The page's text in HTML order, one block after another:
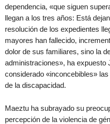
dependencia, «que siguen
llegan a los tres años: Está
resolución de los expedientes
mayores han fallecido,
dolor de sus familiares, sino la
administraciones», ha expuesto
considerado «inconcebibles»
de la discapacidad.
Maeztu ha subrayado su
percepción de la violencia de